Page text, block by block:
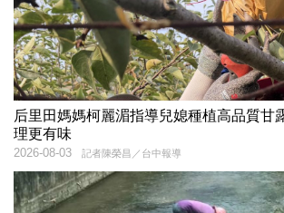
后里田媽媽柯麗湄指導兒媳種植高品質
理更有味
記者陳榮昌／台中報導
2026-08-03